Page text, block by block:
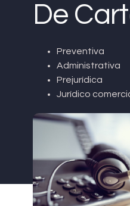
De
Preventiva
Administrativa
Prejurídica
Jurídico